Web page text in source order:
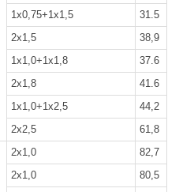
1x0,75+1x1,5
31.5
2x1,5
38,9
1x1,0+1x1,8
37.6
2x1,8
41.6
1x1,0+1x2,5
44,2
2x2,5
61,8
2x1,0
82,7
2x1,0
80,5